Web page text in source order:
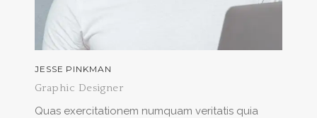
JESSE PINKMAN
Graphic Designer
Quas exercitationem numquam veritatis quia